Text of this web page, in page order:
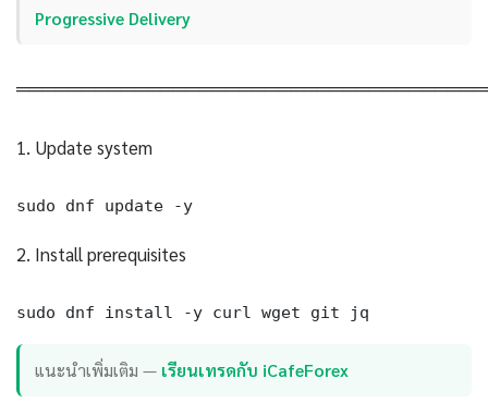
Progressive Delivery
1. Update system
sudo dnf update -y
2. Install prerequisites
sudo dnf install -y curl wget git jq
แนะนำเพิ่มเติม — เรียนเทรดกับ iCafeForex